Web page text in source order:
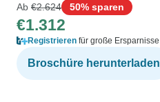
Ab €2.624 50% sparen
€1.312
Registrieren für große Ersparnisse
Broschüre herunterladen